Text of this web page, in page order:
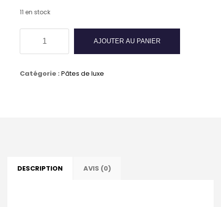
11 en stock
de
AJOUTER AU PANIER
Catégorie : Pâtes de luxe
DESCRIPTION AVIS (0)